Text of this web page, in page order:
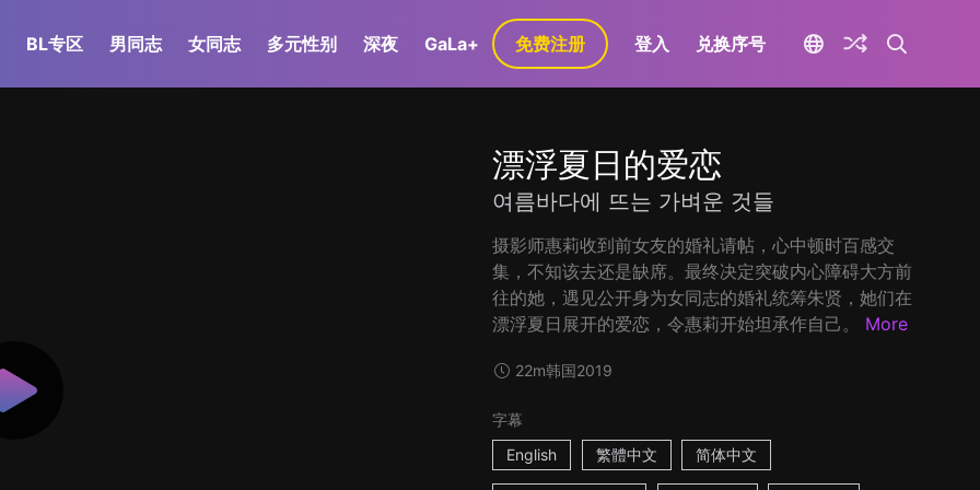
BL专区 男同志 女同志 多元性别 深夜 GaLa+ 免费注册 登入 兑换序号
漂浮夏日的爱恋
여름바다에 뜨는 가벼운 것들
摄影师惠莉收到前女友的婚礼请帖，心中顿时百感交
集，不知该去还是缺席。最终决定突破内心障碍大方前
往的她，遇见公开身为女同志的婚礼统筹朱贤，她们在
漂浮夏日展开的爱恋，令惠莉开始坦承作自己。
More
22m韩国2019
字幕
English
繁體中文 简体中文